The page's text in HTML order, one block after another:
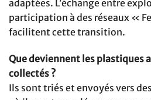
adaptées. L’échange entre
participation à des réseaux «
facilitent cette transition.
Que deviennent les plastiques
collectés ?
Ils sont triés et envoyés vers